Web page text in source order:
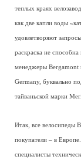
теплых краях
как две капли воды
удовлетворяют
раскраска не
менеджеры Bergamont
Germany, буквально
тайваньской марки
Итак, все велосипеды
покупатели – в
специалисты